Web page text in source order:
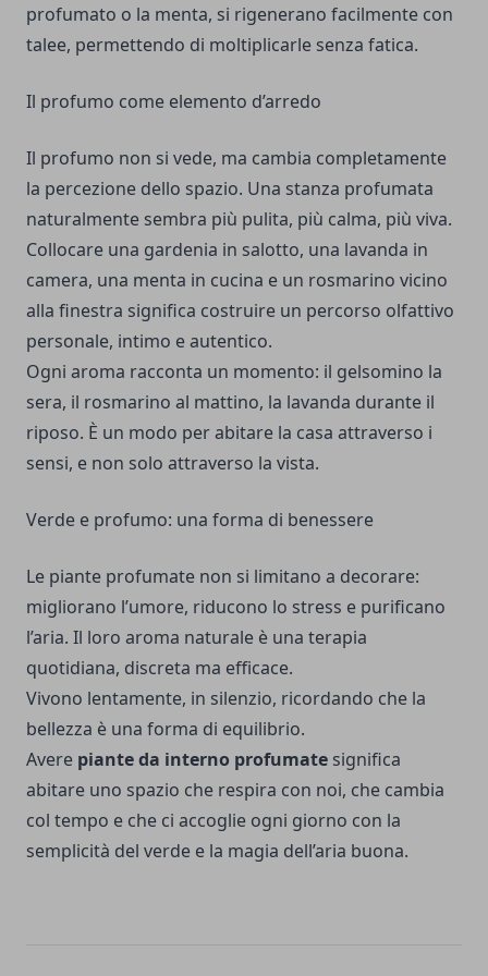
profumato o la menta, si rigenerano facilmente con
talee, permettendo di moltiplicarle senza fatica.
Il profumo come elemento d’arredo
Il profumo non si vede, ma cambia completamente
la percezione dello spazio. Una stanza profumata
naturalmente sembra più pulita, più calma, più viva.
Collocare una gardenia in salotto, una lavanda in
camera, una menta in cucina e un rosmarino vicino
alla finestra significa costruire un percorso olfattivo
personale, intimo e autentico.
Ogni aroma racconta un momento: il gelsomino la
sera, il rosmarino al mattino, la lavanda durante il
riposo. È un modo per abitare la casa attraverso i
sensi, e non solo attraverso la vista.
Verde e profumo: una forma di benessere
Le piante profumate non si limitano a decorare:
migliorano l’umore, riducono lo stress e purificano
l’aria. Il loro aroma naturale è una terapia
quotidiana, discreta ma efficace.
Vivono lentamente, in silenzio, ricordando che la
bellezza è una forma di equilibrio.
Avere piante da interno profumate significa
abitare uno spazio che respira con noi, che cambia
col tempo e che ci accoglie ogni giorno con la
semplicità del verde e la magia dell’aria buona.